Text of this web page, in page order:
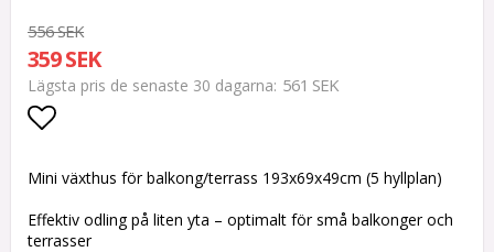
556 SEK
359 SEK
Lägsta pris de senaste 30 dagarna 561 SEK
Mini växthus för balkong/terrass 193x69x49cm (5 hyllplan)
Effektiv odling på liten yta – optimalt för små balkonger och
terrasser